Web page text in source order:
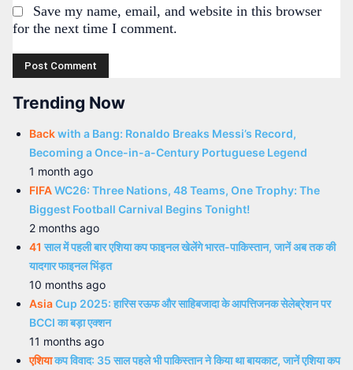
Save my name, email, and website in this browser
for the next time I comment.
Trending Now
Backwith a Bang: Ronaldo Breaks Messi’s Record,
Becoming a Once-in-a-Century Portuguese Legend
1 month ago
FIFAWC26: Three Nations, 48 Teams, One Trophy: The
Biggest Football Carnival Begins Tonight!
2 months ago
41 साल में पहली बार एशिया कप फाइनल खेलेंगे भारत-पाकिस्तान, जानें अब तक की
यादगार फाइनल भिंड़त
10 months ago
AsiaCup 2025: हारिस रऊफ और साहिबजादा के आपत्तिजनक सेलेब्रेशन पर
BCCI का बड़ा एक्शन
11 months ago
एशियाकप विवाद: 35 साल पहले भी पाकिस्तान ने किया था बायकाट, जानें एशिया कप